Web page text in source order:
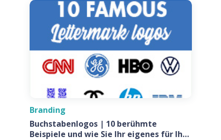
Branding
Buchstabenlogos | 10 berühmte
Beispiele und wie Sie Ihr eigenes für Ihr